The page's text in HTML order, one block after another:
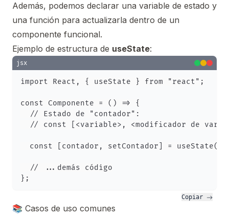
Además, podemos declarar una variable de estado y
una función para actualizarla dentro de un
componente funcional.
Ejemplo de estructura de useState:
jsx
import React, { useState } from "react";
const Componente = () => {
  // Estado de "contador":
// const [<variable>, <modificador de
const [contador, setContador] =
  // ...demás código
Copiar
📚 Casos de uso comunes